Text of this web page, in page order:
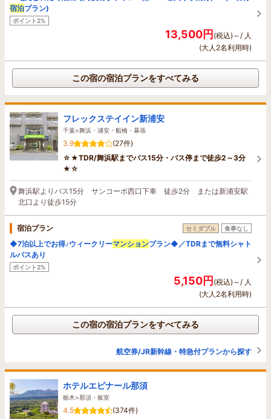
宿泊プラン)
ポイント2%
13,500円(税込)～/ 人
(大人2名利用時)
この宿の宿泊プランをすべてみる
フレックステイイン新浦安
千葉>舞浜・浦安・船橋・幕張
3.9
(27件)
☆★TDR/舞浜駅までバス15分・バス停まで徒歩2～3分
★☆
舞浜駅よりバス15分 サンコーポ西口下車 徒歩2分 または新浦安駅
北口より徒歩15分
宿泊プラン セミダブル 食事なし
◆7泊以上でお得♪ウィークリーマンションプラン◆／TDRまで無料シャト
ルバスあり
ポイント2%
5,150円(税込)～/ 人
(大人2名利用時)
この宿の宿泊プランをすべてみる
航空券/JR新幹線・特急付プランから探す
ホテルエピナール那須
栃木>那須・板室
4.5
(374件)